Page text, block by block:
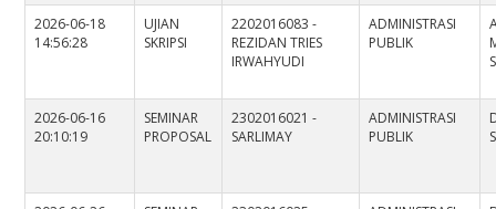
2026-06-18
14:56:28
UJIAN
SKRIPSI
2202016083 -
REZIDAN TRIES
IRWAHYUDI
ADMINISTRASI
PUBLIK
2026-06-16
20:10:19
SEMINAR
PROPOSAL
2302016021 -
SARLIMAY
ADMINISTRASI
PUBLIK